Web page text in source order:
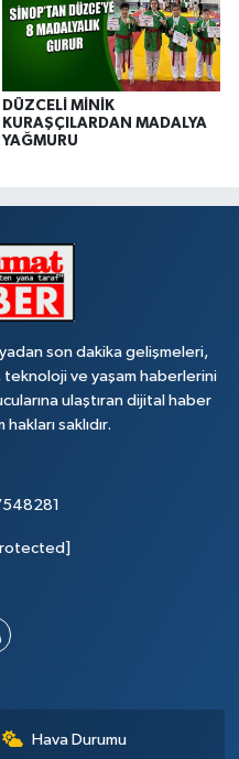
DÜZCELİ MİNİK
KURAŞÇILARDAN MADALYA
YAĞMURU
son dakika gelişmeleri,
ve yaşam haberlerini
ulaştıran dijital haber
saklıdır.
Hava Durumu